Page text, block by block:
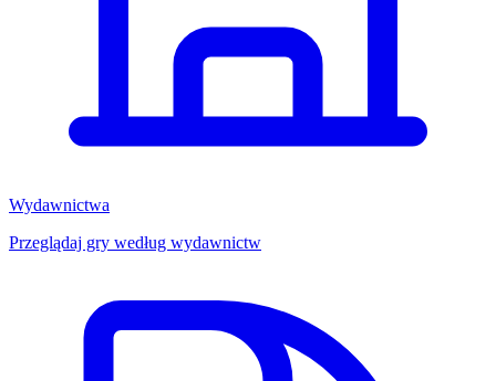
Wydawnictwa
Przeglądaj gry według wydawnictw